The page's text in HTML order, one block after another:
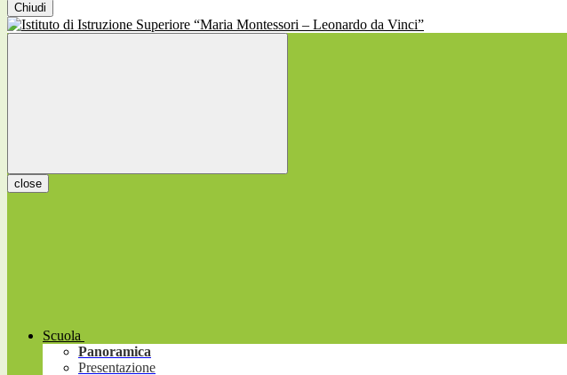
Chiudi
close
Scuola
Panoramica
Presentazione